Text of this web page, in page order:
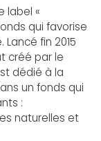
label «
qui favorise
fin 2015
créé par le
dédié à la
un fonds qui
:
naturelles et